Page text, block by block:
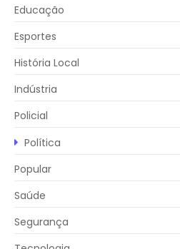
Educação
Esportes
História Local
Indústria
Policial
Política
Popular
Saúde
Segurança